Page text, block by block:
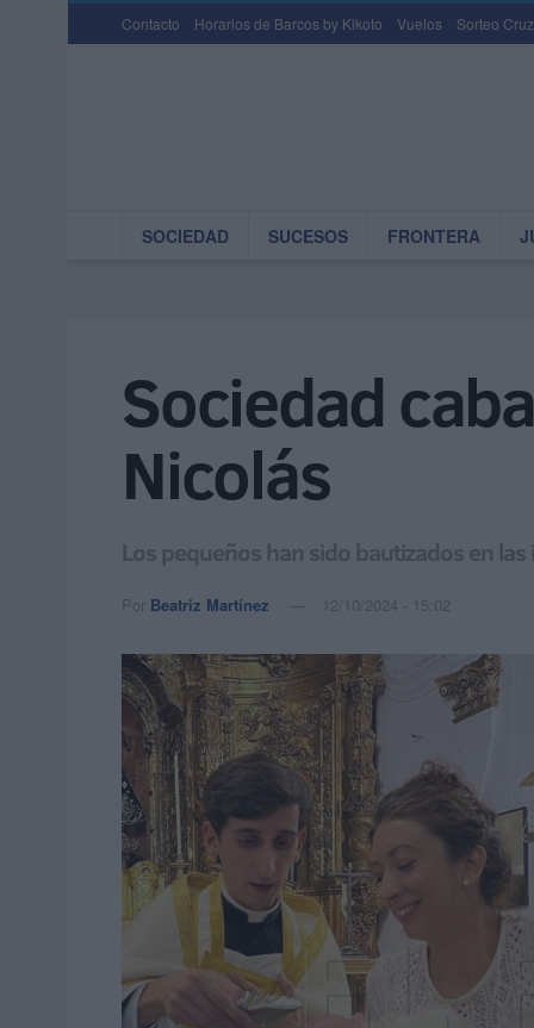
Contacto Horarios de Barcos by Kikoto Vuelos Sorteo
SOCIEDAD SUCESOS FRONTERA
Sociedad
Nicolás
Los pequeños han sido bautizados en
Por Beatriz Martínez 12/10/2024 - 15:02